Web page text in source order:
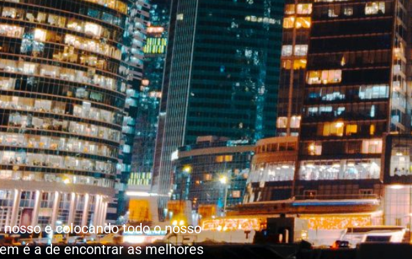
e colocando todo o nosso
é a de encontrar as melhores